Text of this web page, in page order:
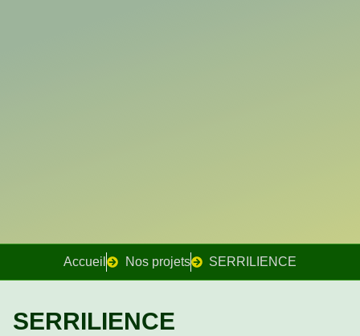
Accueil Nos projets SERRILIENCE
SERRILIENCE